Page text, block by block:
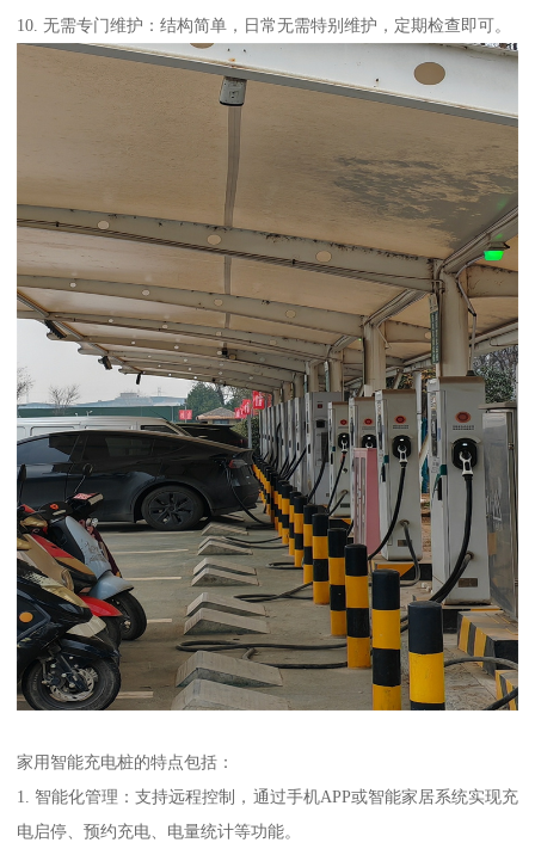
10. 无需专门维护：结构简单，日常无需特别维护，定期检查即可。
家用智能充电桩的特点包括：
1. 智能化管理：支持远程控制，通过手机APP或智能家居系统实现充
电启停、预约充电、电量统计等功能。